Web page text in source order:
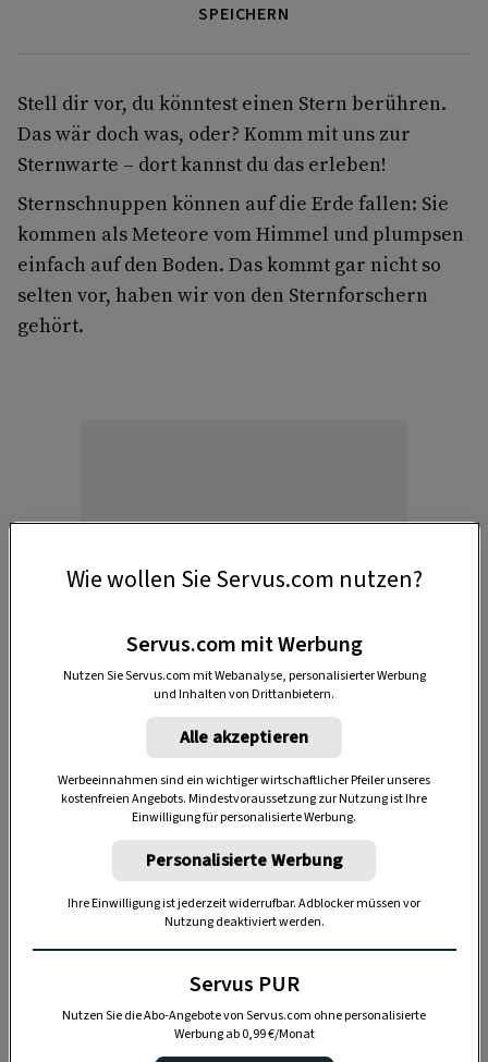
SPEICHERN
Stell dir vor, du könntest einen Stern berühren.
Das wär doch was, oder? Komm mit uns zur
Sternwarte – dort kannst du das erleben!
Sternschnuppen können auf die Erde fallen: Sie
kommen als Meteore vom Himmel und plumpsen
einfach auf den Boden. Das kommt gar nicht so
selten vor, haben wir von den Sternforschern
gehört.
Ein Stück Sternschnuppe durften wir in die Hand
nehmen – fühlt sich glatt an und irgendwie ...
himmlisch.
Aber das war längst nicht alles, was wir an
diesem abenteuerlichen Tag erlebt haben: Wir
haben die Sonne kochen gesehen, mit Steinen
einen Mondkrater in den Sand gesprengt und
unsere eigene silbern glänzende Rakete gebaut.
Die ist aber abgezischt!
Wie wollen Sie Servus.com nutzen?
Servus.com mit Werbung
Nutzen Sie Servus.com mit Webanalyse, personalisierter Werbung
und Inhalten von Drittanbietern.
Alle akzeptieren
Werbeeinnahmen sind ein wichtiger wirtschaftlicher Pfeiler unseres
kostenfreien Angebots. Mindestvoraussetzung zur Nutzung ist Ihre
Einwilligung für personalisierte Werbung.
Personalisierte Werbung
Ihre Einwilligung ist jederzeit widerrufbar. Adblocker müssen vor
Nutzung deaktiviert werden.
Servus PUR
Nutzen Sie die Abo-Angebote von Servus.com ohne personalisierte
Werbung ab 0,99 €/Monat